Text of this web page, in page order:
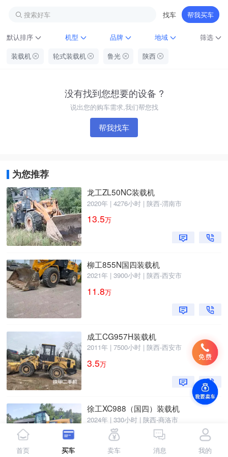
搜索好车 找车 帮我买车
默认排序 机型 品牌 地域
筛选
装载机
轮式装载机 鲁光 陕西
没有找到您想要的设备 ?
说出您的购车需求,我们帮您找
帮我找车
为您推荐
龙工ZL50NC装载机
2020年 | 4276小时 | 陕西-渭南市
13.5万
柳工855N国四装载机
2021年 | 3900小时 | 陕西-西安市
11.8万
成工CG957H装载机
2011年 | 7500小时 | 陕西-西安市
3.5万
徐工XC988（国四）装载机
2024年 | 330小时 | 陕西-商洛市
首页
买车 卖车 消息 我的